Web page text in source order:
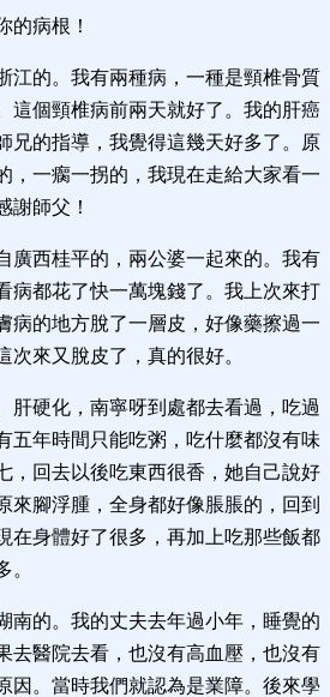
的病根！
江的。我有兩種病，一種是頸椎骨質
這個頸椎病前兩天就好了。我的肝癌
兄的指導，我覺得這幾天好多了。原
，一瘸一拐的，我現在走給大家看一
謝師父！
廣西桂平的，兩公婆一起來的。我有
病都花了快一萬塊錢了。我上次來打
病的地方脫了一層皮，好像藥擦過一
次來又脫皮了，真的很好。
肝硬化，南寧呀到處都去看過，吃過
五年時間只能吃粥，吃什麼都沒有味
，回去以後吃東西很香，她自己說好
來腳浮腫，全身都好像脹脹的，回到
在身體好了很多，再加上吃那些飯都
。
南的。我的丈夫去年過小年，睡覺的
去醫院去看，也沒有高血壓，也沒有
因。當時我們就認為是業障。後來學